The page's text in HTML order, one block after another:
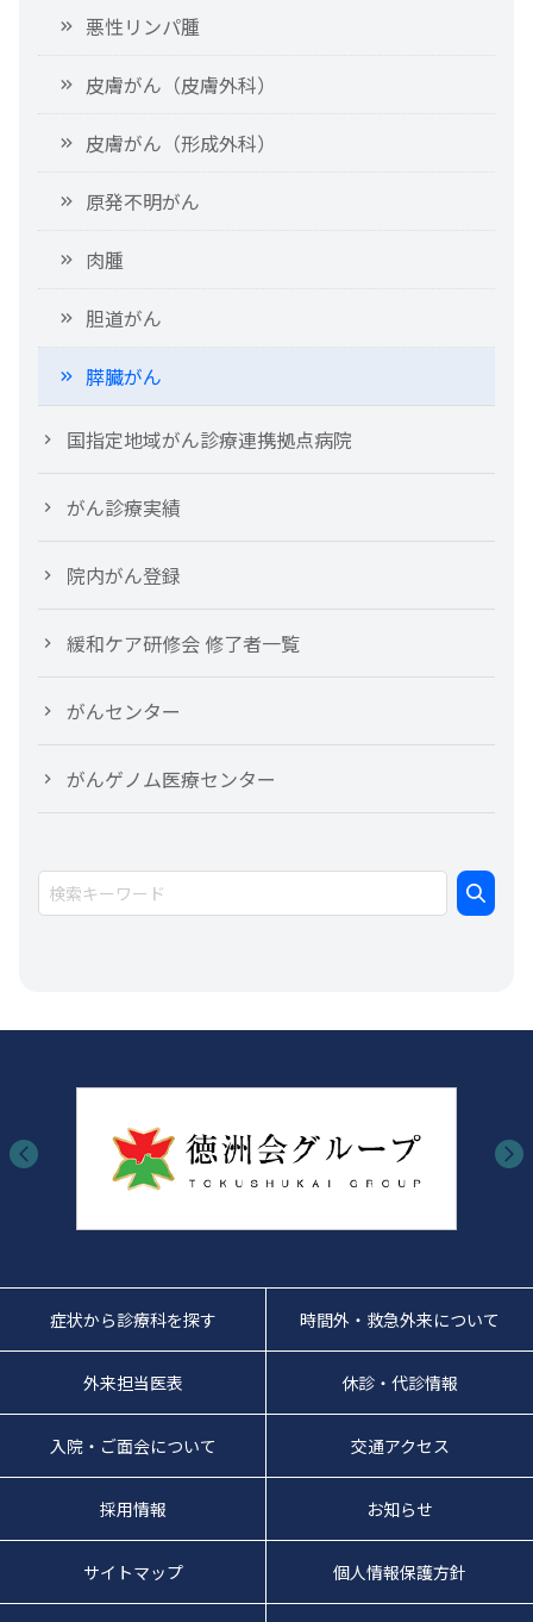
悪性リンパ腫
皮膚がん（皮膚外科）
皮膚がん（形成外科）
原発不明がん
肉腫
胆道がん
膵臓がん
国指定地域がん診療連携拠点病院
がん診療実績
院内がん登録
緩和ケア研修会 修了者一覧
がんセンター
がんゲノム医療センター
症状から診療科を探す 時間外・救急外来について
外来担当医表 休診・代診情報
入院・ご面会について 交通アクセス
採用情報 お知らせ
サイトマップ 個人情報保護方針